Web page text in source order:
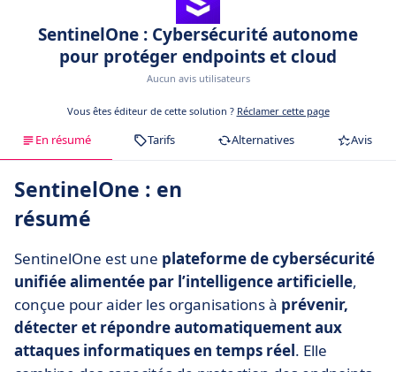
SentinelOne : Cybersécurité autonome
pour protéger endpoints et cloud
Aucun avis utilisateurs
Vous êtes éditeur de cette solution ? Réclamer cette page
En résumé Tarifs Alternatives Avis
SentinelOne : en
résumé
SentinelOne est une plateforme de cybersécurité
unifiée alimentée par l’intelligence artificielle,
conçue pour aider les organisations à prévenir,
détecter et répondre automatiquement aux
attaques informatiques en temps réel. Elle